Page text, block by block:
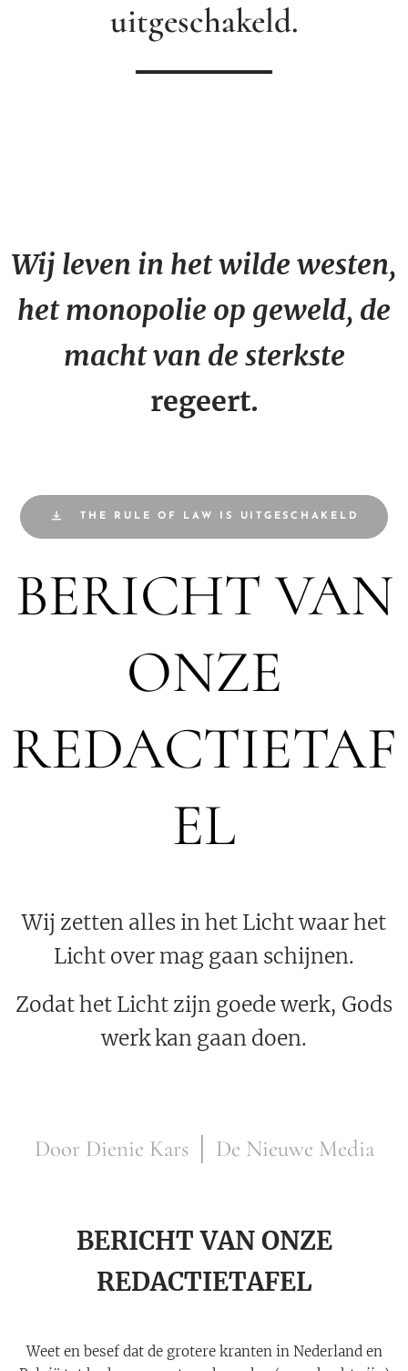
uitgeschakeld.
Wij leven in hetwilde westen,
het monopolie op geweld, de
macht van de sterkste
regeert.
THE RULE OF LAW IS UITGESCHAKELD
BERICHT VAN
ONZE
REDACTIETAF
EL
Wij zetten alles in het Licht waar het
Licht over mag gaan schijnen.
Zodat het Licht zijn goede werk, Gods
werk kan gaan doen.
Door Dienie Kars │ De Nieuwe Media
BERICHT VAN ONZE
REDACTIETAFEL
Weet en besef dat de grotere kranten in Nederland en